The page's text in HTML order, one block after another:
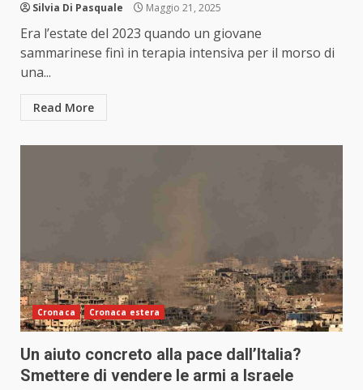
Silvia Di Pasquale Maggio 21, 2025
Era l’estate del 2023 quando un giovane
sammarinese finì in terapia intensiva per il morso di
una...
Read More
Cronaca Cronaca estera
Un aiuto concreto alla pace dall’Italia?
Smettere di vendere le armi a Israele